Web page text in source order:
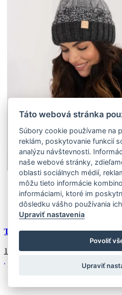
Univerzálne
(6 ks)
Doprava k Vám domov:
Externý sklad (6 ks)
Tmavosivá zimná károvaná
18.68€
Táto webová stránka
Súbory cookie používame na
reklám, poskytovanie funkcií
analýzu návštevnosti.
naše webové stránky,
oblasti sociálnych médií,
môžu tieto informácie
informáciami, ktoré im
dôsledku vášho používania
Upraviť nastavenia
Povoliť
Upraviť